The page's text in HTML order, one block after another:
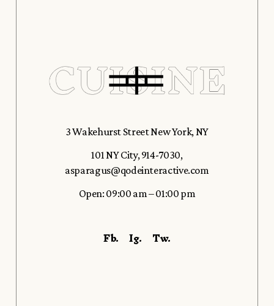
3 Wakehurst Street New York, NY
101 NY City, 914-7030,
asparagus@qodeinteractive.com
Open: 09:00 am – 01:00 pm
Fb. Ig. Tw.